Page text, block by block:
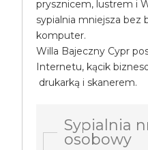
prysznicem, lustrem i
sypialnia mniejsza bez
komputer.
Willa Bajeczny Cypr
Internetu, kącik
drukarką i skanerem.
Sypialnia
osobowy